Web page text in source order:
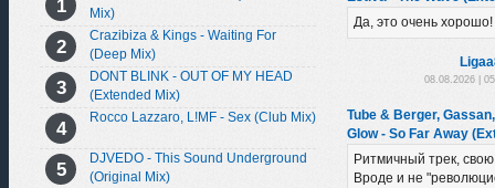
Mix)
Crazibiza & Kings - Waiting For
(Deep Mix)
DONT BLINK - OUT OF MY HEAD
(Extended Mix)
Rocco Lazzaro, L!MF - Sex (Club Mix)
DJVEDO - This Sound Underground
(Original Mix)
Да, это очень хорошо!
08.08.2026 |
Tube & Berger,
Glow - So Far Away
Ритмичный трек,
Вроде и не